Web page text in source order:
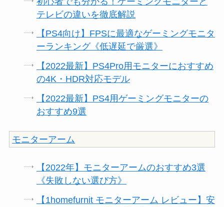
テレビの違いを徹底解説
【PS4向け】FPSに最適なゲーミングモニタ
ーランキング《低遅延で厳選》
【2022最新】PS4Pro用モニターにおすすめ
の4K・HDR対応モデル
【2022最新】PS4用ゲーミングモニターの
おすすめ9選
モニターアーム
【2022年】モニターアームのおすすめ3選
《失敗しない選び方》
【1homefurnit モニターアーム レビュー】安